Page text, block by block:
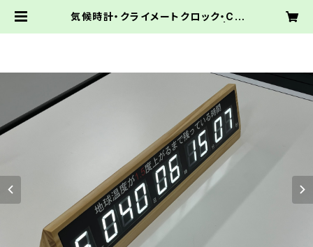
気候時計・クライメートクロック・Cli